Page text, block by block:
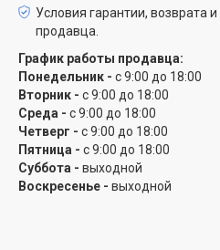
Условия гарантии, возврата
продавца.
График работы продавца:
Понедельник - с 9:00 до 18:00
Вторник - с 9:00 до 18:00
Среда - с 9:00 до 18:00
Четверг - с 9:00 до 18:00
Пятница - с 9:00 до 18:00
Суббота - выходной
Воскресенье - выходной